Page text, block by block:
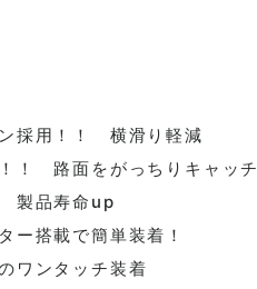
採用！！ 横滑り軽減
！ 路面をがっちりキャッチ
製品寿命up
ー搭載で簡単装着！
ワンタッチ装着